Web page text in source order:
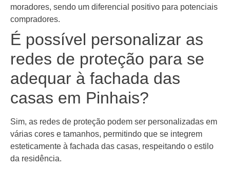
moradores, sendo um diferencial positivo para potenciais
compradores.
É possível personalizar as
redes de proteção para se
adequar à fachada das
casas em Pinhais?
Sim, as redes de proteção podem ser personalizadas em
várias cores e tamanhos, permitindo que se integrem
esteticamente à fachada das casas, respeitando o estilo
da residência.